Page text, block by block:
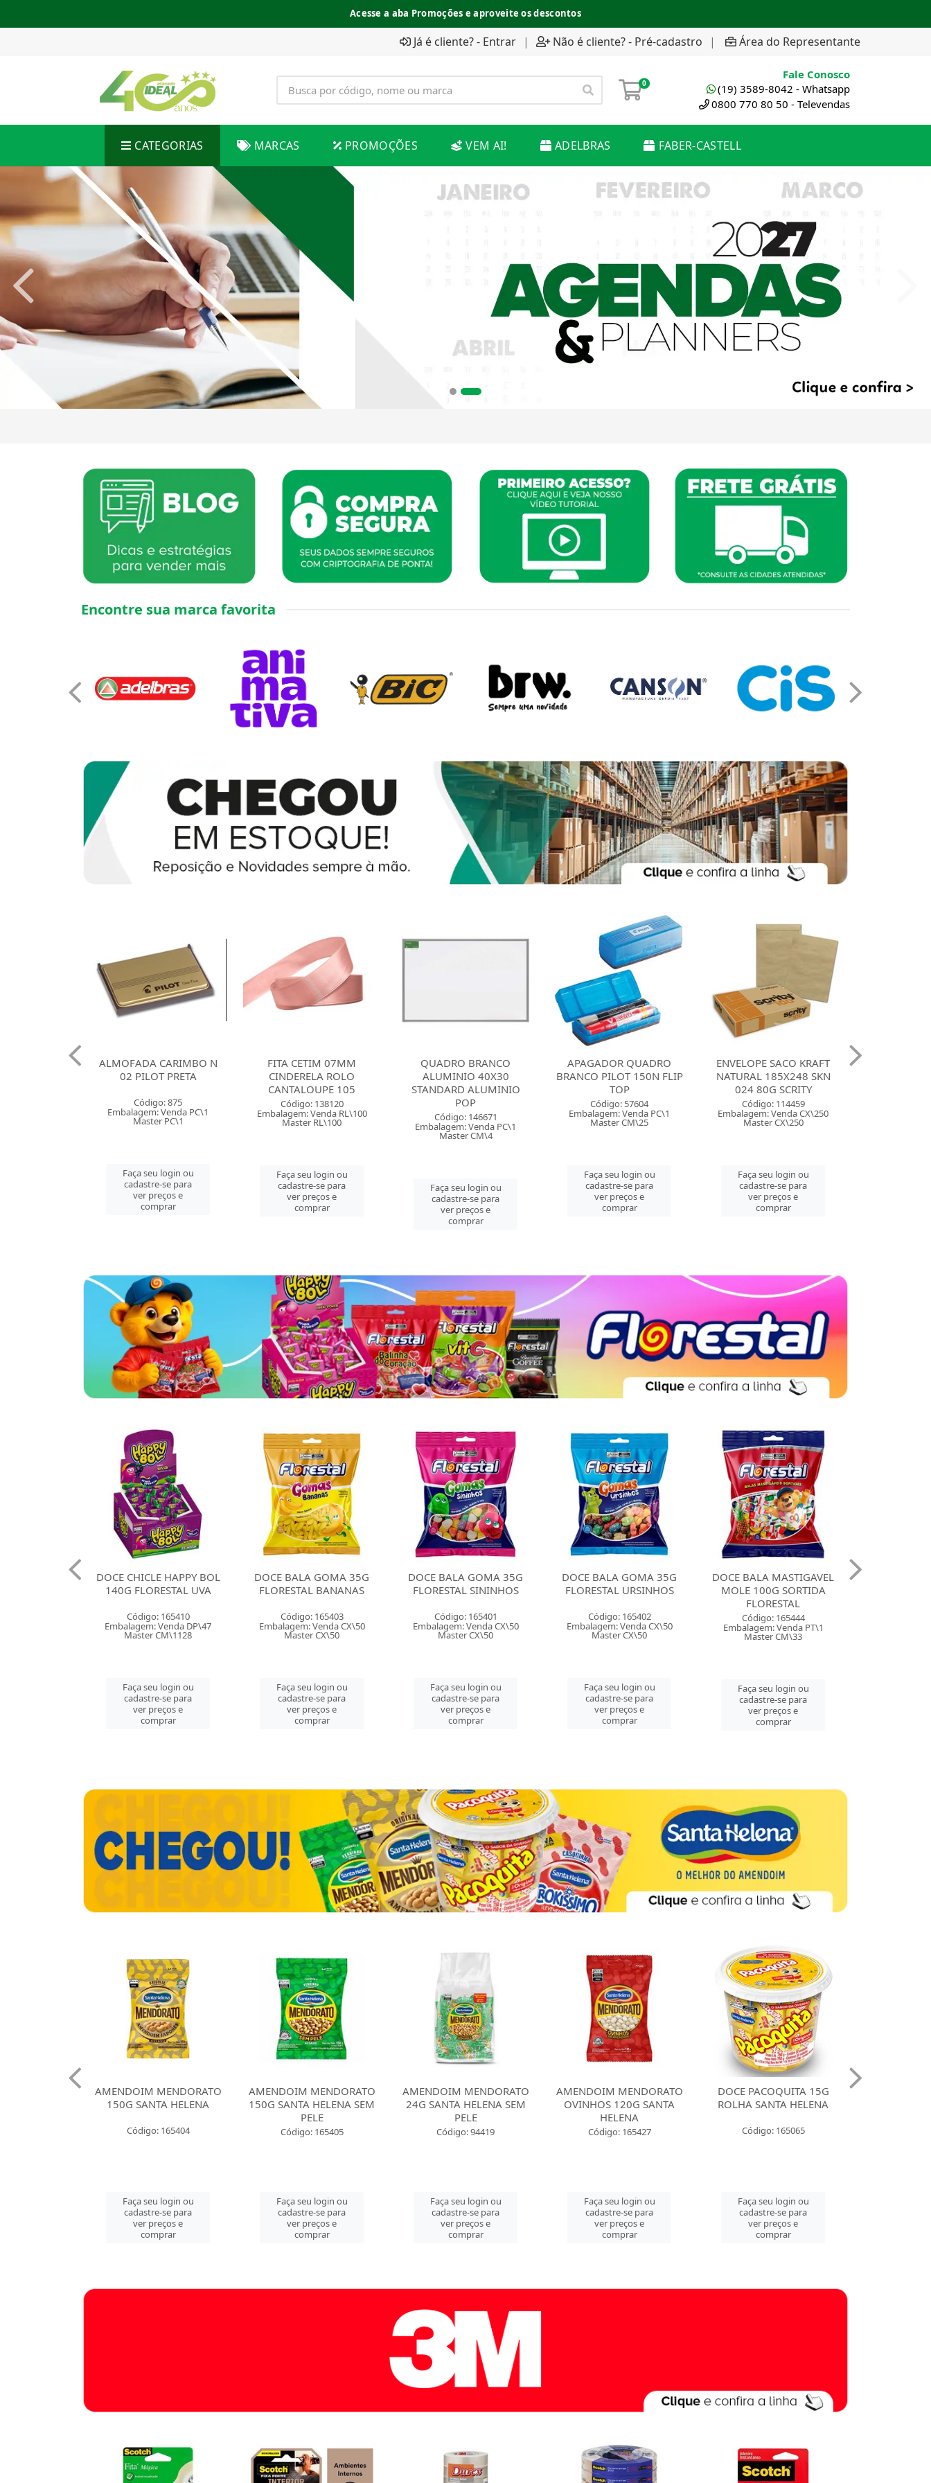
Acesse a aba Promoções e aproveite os descontos
Já é cliente? - Entrar | Não é cliente? - Pré-cadastro | Área do Representante
0
Fale Conosco
(19) 3589-8042 - Whatsapp
0800 770 80 50 - Televendas
CATEGORIAS MARCAS PROMOÇÕES VEM AI! ADELBRAS FABER-CASTELL
Encontre sua marca favorita
ALMOFADA CARIMBO N
02 PILOT PRETA
Código: 875
Embalagem: Venda PC\1
Master PC\1
Faça seu login ou
cadastre-se para
ver preços e
comprar
FITA CETIM 07MM
CINDERELA ROLO
CANTALOUPE 105
Código: 138120
Embalagem: Venda RL\100
Master RL\100
Faça seu login ou
cadastre-se para
ver preços e
comprar
QUADRO BRANCO
ALUMINIO 40X30
STANDARD ALUMINIO
POP
Código: 146671
Embalagem: Venda PC\1
Master CM\4
Faça seu login ou
cadastre-se para
ver preços e
comprar
APAGADOR QUADRO
BRANCO PILOT 150N FLIP
TOP
Código: 57604
Embalagem: Venda PC\1
Master CM\25
Faça seu login ou
cadastre-se para
ver preços e
comprar
ENVELOPE SACO KRAFT
NATURAL 185X248 SKN
024 80G SCRITY
Código: 114459
Embalagem: Venda CX\250
Master CX\250
Faça seu login ou
cadastre-se para
ver preços e
comprar
DOCE CHICLE HAPPY BOL
140G FLORESTAL UVA
Código: 165410
Embalagem: Venda DP\47
Master CM\1128
Faça seu login ou
cadastre-se para
ver preços e
comprar
DOCE BALA GOMA 35G
FLORESTAL BANANAS
Código: 165403
Embalagem: Venda CX\50
Master CX\50
Faça seu login ou
cadastre-se para
ver preços e
comprar
DOCE BALA GOMA 35G
FLORESTAL SININHOS
Código: 165401
Embalagem: Venda CX\50
Master CX\50
Faça seu login ou
cadastre-se para
ver preços e
comprar
DOCE BALA GOMA 35G
FLORESTAL URSINHOS
Código: 165402
Embalagem: Venda CX\50
Master CX\50
Faça seu login ou
cadastre-se para
ver preços e
comprar
DOCE BALA MASTIGAVEL
MOLE 100G SORTIDA
FLORESTAL
Código: 165444
Embalagem: Venda PT\1
Master CM\33
Faça seu login ou
cadastre-se para
ver preços e
comprar
AMENDOIM MENDORATO
150G SANTA HELENA
Código: 165404
Faça seu login ou
cadastre-se para
ver preços e
comprar
AMENDOIM MENDORATO
150G SANTA HELENA SEM
PELE
Código: 165405
Faça seu login ou
cadastre-se para
ver preços e
comprar
AMENDOIM MENDORATO
24G SANTA HELENA SEM
PELE
Código: 94419
Faça seu login ou
cadastre-se para
ver preços e
comprar
AMENDOIM MENDORATO
OVINHOS 120G SANTA
HELENA
Código: 165427
Faça seu login ou
cadastre-se para
ver preços e
comprar
DOCE PACOQUITA 15G
ROLHA SANTA HELENA
Código: 165065
Faça seu login ou
cadastre-se para
ver preços e
comprar